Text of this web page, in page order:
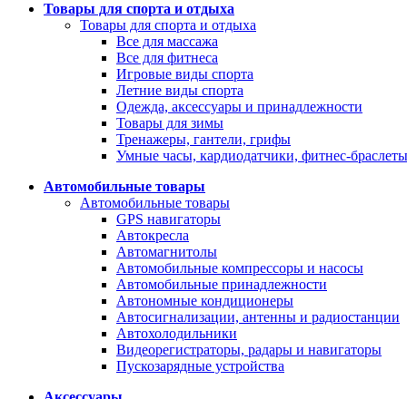
Товары для спорта и отдыха
Товары для спорта и отдыха
Все для массажа
Все для фитнеса
Игровые виды спорта
Летние виды спорта
Одежда, аксессуары и принадлежности
Товары для зимы
Тренажеры, гантели, грифы
Умные часы, кардиодатчики, фитнес-браслеты
Автомобильные товары
Автомобильные товары
GPS навигаторы
Автокресла
Автомагнитолы
Автомобильные компрессоры и насосы
Автомобильные принадлежности
Автономные кондиционеры
Автосигнализации, антенны и радиостанции
Автохолодильники
Видеорегистраторы, радары и навигаторы
Пускозарядные устройства